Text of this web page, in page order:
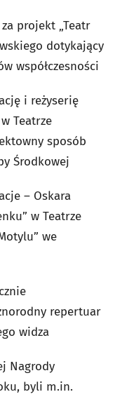
projekt „Teatr
dotykający
współczesności
i reżyserię
Teatrze
sposób
Środkowej
– Oskara
w Teatrze
we
repertuar
widza
Nagrody
byli m.in.